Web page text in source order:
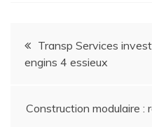
Navigation
de
l’article
Transp Services
engins 4 essieux
Construction modulaire